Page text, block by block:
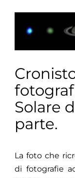
immagine
Solare‌
parte.
La foto che
di fotografie